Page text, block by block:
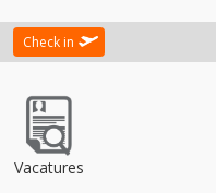
Check in
Vacatures